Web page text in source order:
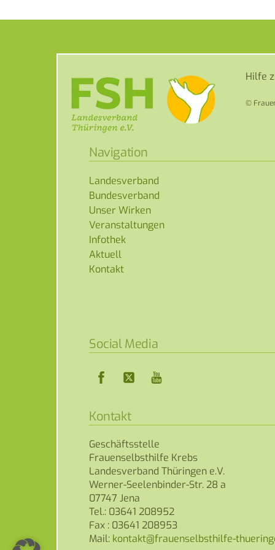
Hilfe
©
Navigation
Landesverband
Bundesverband
Unser Wirken
Veranstaltungen
Infothek
Aktuell
Kontakt
Social Media
FacebookTwitter
Kontakt
Geschäftsstelle
Frauenselbsthilfe Krebs
Landesverband Thüringen e.V.
Werner-Seelenbinder-Str. 28 a
07747 Jena
Tel.: 03641 208952
Fax : 03641 208953
Mail: